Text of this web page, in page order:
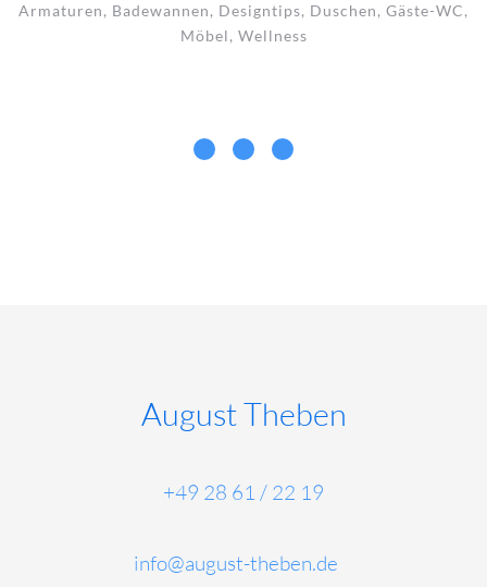
Armaturen, Badewannen, Designtips, Duschen, Gäste-WC,
Möbel, Wellness
August Theben
+49 28 61 / 22 19
info@august-theben.de